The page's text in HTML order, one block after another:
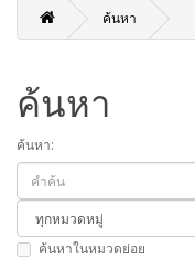
ค้นหา
ค้นหา
ค้นหา:
ค้นหาในหมวดย่อย